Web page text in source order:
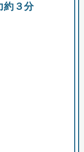
約３分